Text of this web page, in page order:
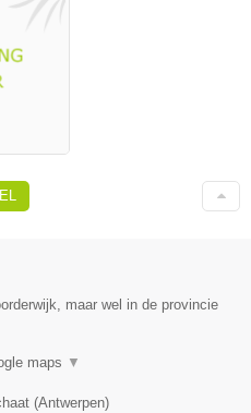
maar wel in de provincie
maps ▼
(Antwerpen)